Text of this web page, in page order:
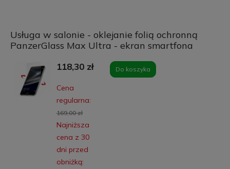
Usługa w salonie - oklejanie folią ochronną
PanzerGlass Max Ultra - ekran smartfona
118,30 zł
Cena
regularna:
169,00 zł
Najniższa
cena z 30
dni przed
obniżką:
Do koszyka